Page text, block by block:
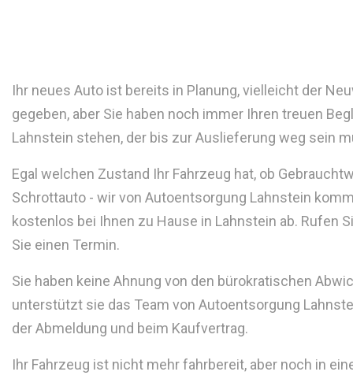
Ihr neues Auto ist bereits in Planung, vielleicht der
gegeben, aber Sie haben noch immer Ihren treuen
Lahnstein stehen, der bis zur Auslieferung weg sein
Egal welchen Zustand Ihr Fahrzeug hat, ob
Schrottauto - wir von Autoentsorgung Lahnstein
kostenlos bei Ihnen zu Hause in Lahnstein ab. Rufen
Sie einen Termin.
Sie haben keine Ahnung von den bürokratischen
unterstützt sie das Team von Autoentsorgung
der Abmeldung und beim Kaufvertrag.
Ihr Fahrzeug ist nicht mehr fahrbereit, aber noch in